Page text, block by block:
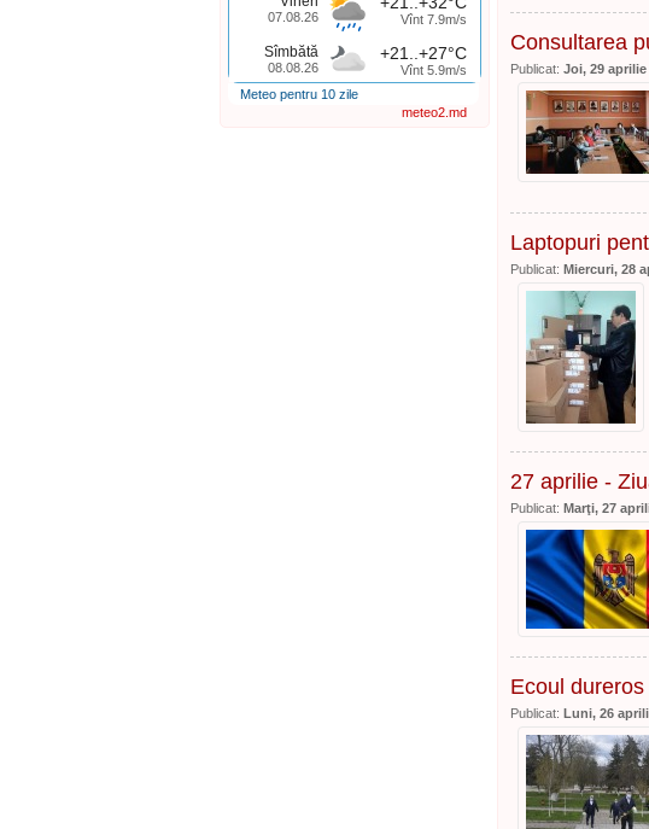
07.08.26 Vînt 7.9m/s
Sîmbătă
08.08.26
+21..+27°C
Vînt 5.9m/s
Meteo pentru 10 zile
meteo2.md
Consultarea
Publicat: Joi, 29 aprilie
Laptopuri
Publicat: Miercuri, 28
27 aprilie -
Publicat: Marţi, 27
Ecoul
Publicat: Luni, 26